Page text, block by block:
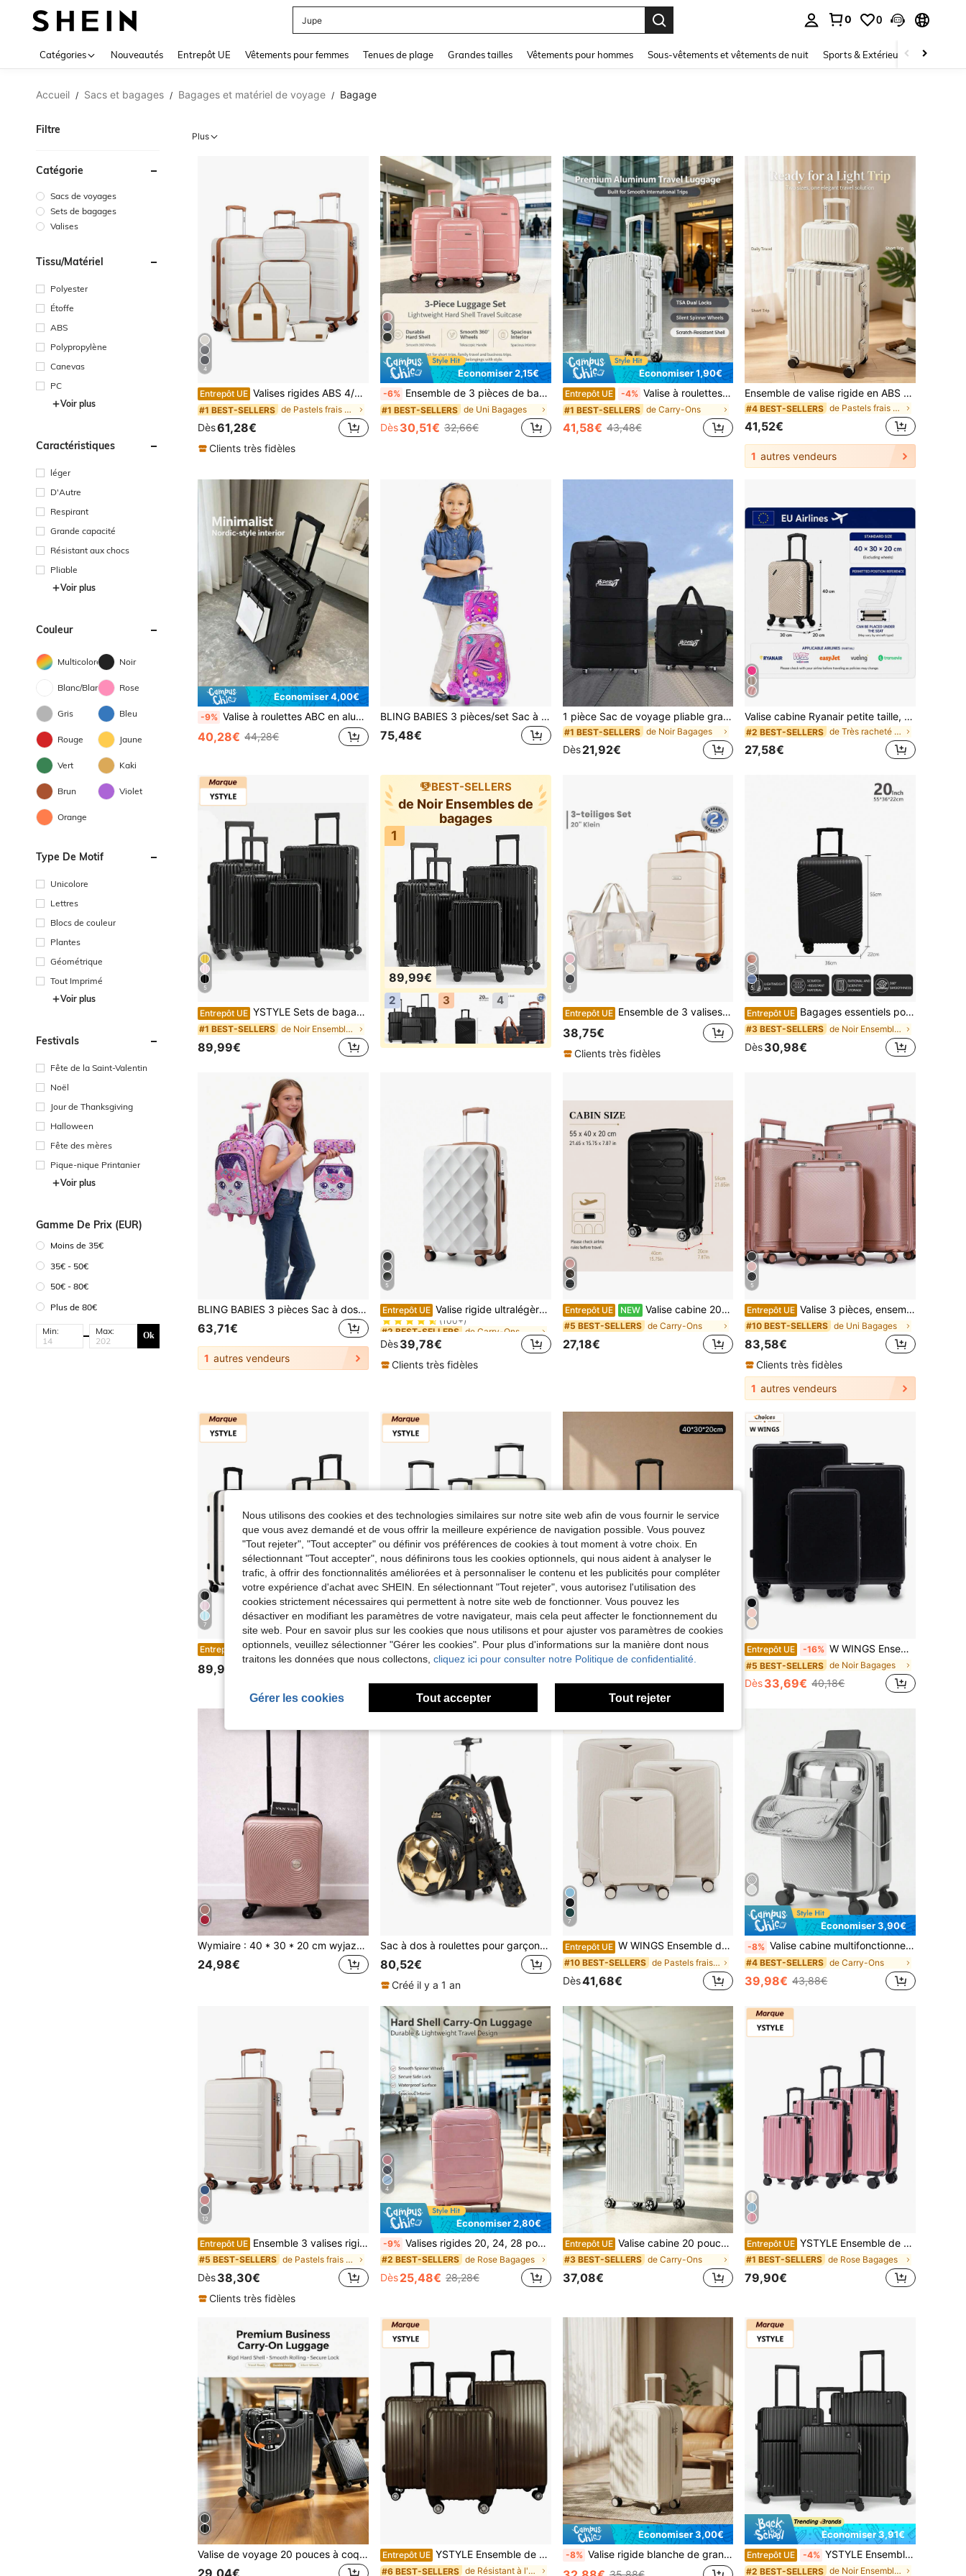
Jupe
0 0
Catégories Nouveautés Entrepôt UE Vêtements pour femmes Tenues de plage Grandes tailles Vêtements pour hommes Sous-vêtements et vêtements de nuit Sports & Extérieur Enfants
Accueil / Sacs et bagages / Bagages et matériel de voyage / Bagage
Filtre
Catégorie
Sacs de voyages
Sets de bagages
Valises
Tissu/matériel
Polyester
Étoffe
ABS
Polypropylène
Canevas
PC
Voir plus
Caractéristiques
léger
D'Autre
Respirant
Grande capacité
Résistant aux chocs
Pliable
Voir plus
Couleur
Multicolore Noir
Blanc/Blanche Rose
Gris Bleu
Rouge Jaune
Vert Kaki
Brun Violet
Orange
Type De Motif
Unicolore
Lettres
Blocs de couleur
Plantes
Géométrique
Tout Imprimé
Voir plus
Festivals
Fête de la Saint-Valentin
Noël
Jour de Thanksgiving
Halloween
Fête des mères
Pique-nique Printanier
Voir plus
Gamme De Prix (EUR)
Moins de 35€
35€ - 50€
50€ - 80€
Plus de 80€
Min: Max: Ok
Plus
4
Entrepôt UE Valises rigides ABS 4/6 pièces serrure TSA | 4p: cabine 20", sac week-end, trousse maquillage, sac toilette | 6p: trolleys 4 roues 20/24/28", vanity 12", sac voyage, sac toilette vacances
#1 BEST-SELLERS de Pastels frais Bagages
Dès61,28€
Clients très fidèles
Économiser 2,15€
-6% Ensemble de 3 pièces de bagages à coque rigide rose, valises de 20+24+28 pouces, bagages à roulettes légers en PC, roues silencieuses, serrure TSA, extensible, convient
#1 BEST-SELLERS de Uni Bagages
Dès30,51€ 32,66€
Économiser 1,90€
Entrepôt UE -4% Valise à roulettes en alliage d'aluminium de 20 pouces, bagage à coque rigide ABC, avec roues universelles et serrure TSA, format cabine, convient pour l'école et les voyages
#1 BEST-SELLERS de Carry-Ons
41,58€ 43,48€
Ensemble de valise rigide en ABS 18 pouces & mallette de beauté avec serrure TSA et crochet latéral, mallette de voyage multicolore élégante pour les voyages d'affaires.
#4 BEST-SELLERS de Pastels frais Bagages
41,52€
1 autres vendeurs
Économiser 4,00€
-9% Valise à roulettes ABC en aluminium à coque rigide, bagage cabine de 20 pouces avec serrure TSA & roues silencieuses, grande capacité de voyage pour les affaires
40,28€ 44,28€
BLING BABIES 3 pièces/set Sac à dos à roulettes, design mignon de sirène à paillettes, convient aux élèves du primaire, comprend une boîte à lunch et une trousse à crayons
75,48€
1 pièce Sac de voyage pliable grande capacité imperméable pour bagages de soute, sac de voyage portable, léger, durable et élégant pour la maison
#1 BEST-SELLERS de Noir Bagages
Dès 21,92€
Valise cabine Ryanair petite taille, 40x30x20 cm, en matériau ABS, avec roues amovibles.
#2 BEST-SELLERS de Très racheté Bagages
27,58€
5
Entrepôt UE YSTYLE Sets de bagages
#1 BEST-SELLERS de Noir Ensembles de bagages
89,99€
BEST-SELLERS
de Noir Ensembles de
bagages
1
89,99€
2 3 4
4
Entrepôt UE Ensemble de 3 valises rigides, ensemble de 2 bagages de voyage en plastique ABS, roulettes pivotantes à 360°, petite valise cabine avec poignée télescopique à 3 positions, valise cabine 50 cm avec sac de voyage et trousse de toilette pour homme et femme - beige
38,75€
Clients très fidèles
5
Entrepôt UE Bagages essentiels pour les dortoirs scolaires, bagages essentiels pour les dortoirs universitaires, bagages scolaires, bagages de voyage, résistants, bagages cabine essentiels pour les vacances, valises, ensembles de bagages à roulettes, bagages personnels, bagages enregistrés, valises à quatre roues, valises rigides à roulettes, ensembles de bagages en matériau ABS, valises trolley, bagages cabine.
#3 BEST-SELLERS de Noir Ensembles de bagages
Dès30,98€
BLING BABIES 3 pièces Sac à dos à roulettes pour filles, sac à dos rose mignon avec design de chat de dessin animé à paillettes double face pour les étudiants, avec sac à main et trousse à crayons réfléchissant de nuit
63,71€
1 autres vendeurs
5
Entrepôt UE Valise rigide ultralégère Bumpy Diamond en ABS+PC avec serrure TSA et 4 roues, disponible en format cabine 20" et en format bagage enregistré 24" et 28" (1 pièce)
#2 BEST-SELLERS
(100+)
#2 BEST-SELLERS de Carry-Ons
(100+)
#2 BEST-SELLERS de Carry-Ons
(100+)
#2 BEST-SELLERS
(100+)
Dès39,78€
Clients très fidèles
Entrepôt UE NEW Valise cabine 20" 55x40x20 cm approuvée par les compagnies aériennes, coque rigide ABS légère à quatre roues pivotantes avec serrure à combinaison, roues amovibles
#5 BEST-SELLERS de Carry-Ons
27,18€
5
Entrepôt UE Valise 3 pièces, ensemble de valises rigides avec serrure TSA, valise de voyage avec poignée télescopique réglable, ensemble de bagages 3 pièces, ensemble de bagages pour hommes et femmes
#10 BEST-SELLERS de Uni Bagages
83,58€
Clients très fidèles
1 autres vendeurs
7
Entrepôt UE YSTYLE Sets de bagages
89,99€
Entrepôt UE YSTYLE Ensemble de 3 valises rigides blanches en ABS avec 4 roulettes silencieuses et serrure TSA, 20/24/28 pouces, couleur unie, unisexe, résistantes et indispensables pour les voyages d'affaires et de loisirs.
26,98€
Entrepôt UE -16% W WINGS Ensemble de 3 valises de voyage de haute qualité, tailles 20", 24" et 28", équipées d'une serrure de douane TSA, serrure numérique ABS+ et roues pivotantes à 360°, coque rigide, bagage à main gratuit
#5 BEST-SELLERS de Noir Bagages
Dès33,69€ 40,18€
Wymiaire : 40 * 30 * 20 cm wyjazdy
24,98€
Sac à dos à roulettes pour garçons, sac rond à boucle et trousse à crayons, sac à dos de voyage pour étudiants
80,52€
Créé il y a 1 an
7
Entrepôt UE W WINGS Ensemble de 3 valises ou choisissez les bagages disponibles en 28", 24", 20" pouces en polypropylène, bagages de voyage TSA, poignée télescopique rigide, roues à 360°, beige
#10 BEST-SELLERS de Pastels frais Bagages
Dès41,68€
Économiser 3,90€
-8% Valise cabine multifonctionnelle de 20 pouces à ouverture frontale | Coque rigide | Serrure TSA | Roues silencieuses | Design spacieux | Parfaite pour les déplacements urbains, les voyages en avion à bas prix, les voyages en train interurbains, les voyages d'agrément, les voyages d'affaires, les voyages de remise de diplômes et les cadeaux de Noël.
#4 BEST-SELLERS de Carry-Ons
39,98€ 43,88€
12
Entrepôt UE Ensemble 3 valises rigides légères ABS‑PC 20‑24‑28 pouces, roulettes 360°, serrure TSA, fermetures‑éclair YKK pour voyages, vacances, travail et cadeaux
#5 BEST-SELLERS de Pastels frais Bagages
Dès38,30€
Clients très fidèles
4
Économiser 2,80€
-9% Valises rigides 20, 24, 28 pouces, sacs de voyage légers avec roues silencieuses et serrure à combinaison, parfait pour les voyages d'affaires-Rose
#2 BEST-SELLERS de Rose Bagages
Dès25,48€ 28,28€
Entrepôt UE Valise cabine 20 pouces avec cadre en aluminium et coque rigide en ABS, résistante à l'eau, roues silencieuses multidirectionnelles et serrure TSA
#3 BEST-SELLERS de Carry-Ons
37,08€
Entrepôt UE YSTYLE Ensemble de valises 3 en 1, valise rigide rose en ABS avec 4 roues silencieuses multidirectionnelles, ensemble de valises portables 20"/24"/28" avec serrure TSA, ensemble de valises légères pour les voyages
#1 BEST-SELLERS de Rose Bagages
79,90€
Valise de voyage 20 pouces à coque rigide avec cadre en aluminium, bagage noir avec serrure à combinaison Trinity, bagage cabine à roulettes silencieuses pivotantes à 360° Entrepôt UE YSTYLE Ensemble de 3 valises rigides, valise trolley légère en ABS doré avec roulettes multidirectionnelles et serrure TSA, 21/24/28 pouces, unisexe, résistante et indispensable pour les voyages d'affaires et de loisirs.
#6 BEST-SELLERS de Résistant à l'usure Bagages
Économiser 3,00€
-8% Valise rigide blanche de grande capacité de 20 pouces, roulettes silencieuses + serrure TSA, convient pour les études, cadeau de la Saint-Valentin, unisexe pour étudiants et couples, essentielle pour les croisières, les dortoirs, les voyages universitaires, les déplacements en ville, le train, le camping, l'aéroport
Économiser 3,91€
Entrepôt UE -4% YSTYLE Ensemble de 3 valises trolley noires rigides en ABS, légères et équipées d'une serrure TSA, 4 roulettes pivotantes (21/24/28 pouces), un indispensable de voyage classique et unisexe pour affaires et vacances.
#2 BEST-SELLERS de Noir Ensembles de bagages
Nous utilisons des cookies et des technologies similaires sur notre site web afin de vous fournir le service
que vous avez demandé et de vous offrir la meilleure expérience de navigation possible. Vous pouvez
"Tout rejeter", "Tout accepter" ou définir vos préférences de cookies à tout moment à votre choix. En
sélectionnant "Tout accepter", nous définirons tous les cookies optionnels, qui nous aident à analyser le
trafic, à offrir des fonctionnalités améliorées et à personnaliser le contenu et les publicités pour compléter
votre expérience d'achat avec SHEIN. En sélectionnant "Tout rejeter", vous autorisez l'utilisation des
cookies strictement nécessaires qui permettent à notre site web de fonctionner. Vous pouvez les
désactiver en modifiant les paramètres de votre navigateur, mais cela peut affecter le fonctionnement du
site web. Pour en savoir plus sur les cookies que nous utilisons et pour ajuster vos paramètres de cookies
optionnels, veuillez sélectionner "Gérer les cookies". Pour plus d'informations sur la manière dont nous
traitons les données que nous collectons, cliquez ici pour consulter notre Politique de confidentialité.
Gérer les cookies Tout accepter Tout rejeter